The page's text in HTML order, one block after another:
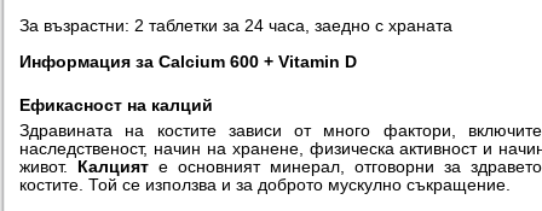
За възрастни: 2 таблетки за 24 часа, заедно с храната
Информация за Calcium 600 + Vitamin D
Ефикасност на калций
Здравината на костите зависи от много фактори,
наследственост, начин на хранене, физическа активност и
живот.
Калцият е основният минерал, отговорни за
костите. Той се използва и за доброто мускулно съкращение.